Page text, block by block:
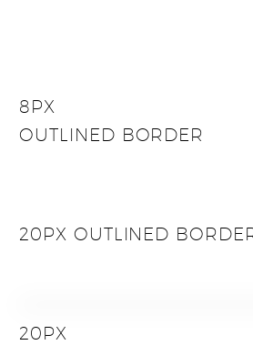
8PX
OUTLINED BORDER
20PX OUTLINED
20PX